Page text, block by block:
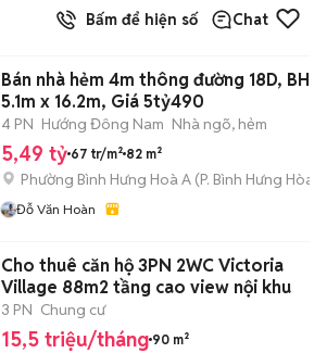
Bấm để hiện số Chat
Bán nhà hẻm 4m thông đường 18D, BHH
5.1m x 16.2m, Giá 5tỷ490
4 PN Hướng Đông Nam Nhà ngõ, hẻm
5,49 tỷ 67 tr/m² 82 m²
Phường Bình Hưng Hoà A (P. Bình Hưng Hòa
Đỗ Văn Hoàn
Cho thuê căn hộ 3PN 2WC Victoria
Village 88m2 tầng cao view nội khu
3 PN Chung cư
15,5 triệu/tháng 90 m²